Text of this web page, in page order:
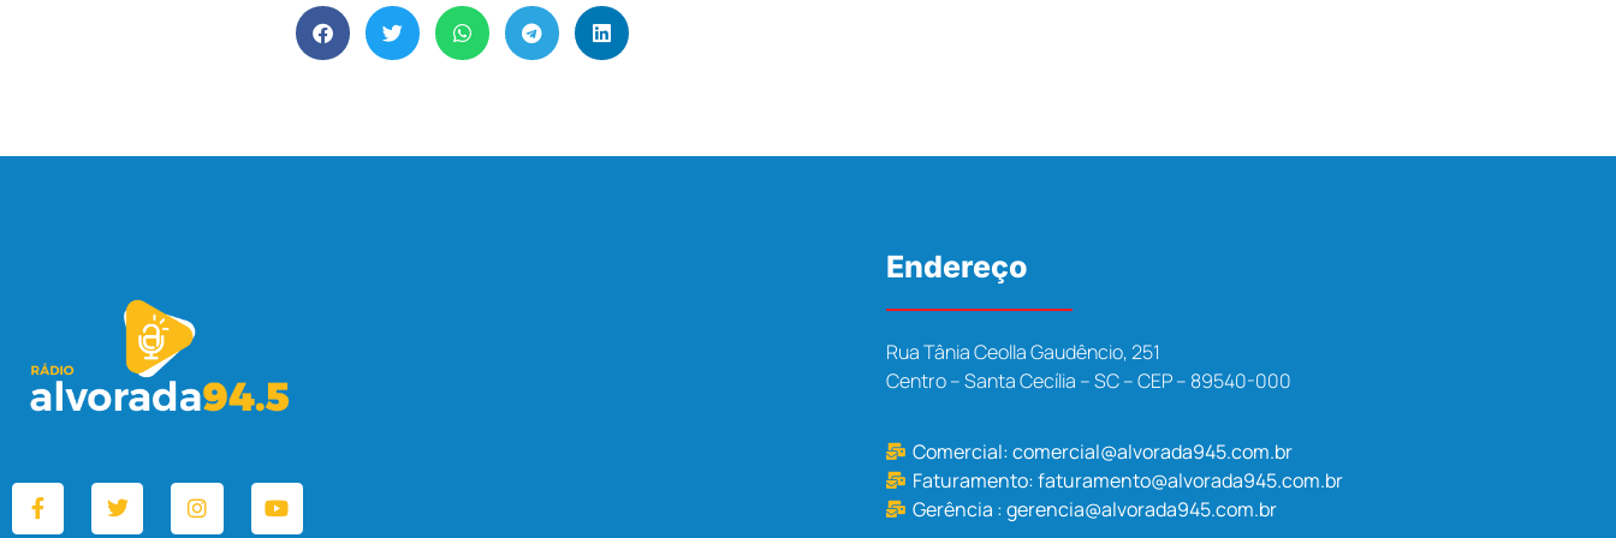
Endereço
Rua Tânia Ceolla Gaudêncio, 251
Centro – Santa Cecília – SC – CEP – 89540-000
Comercial:comercial@alvorada945.com.br
Faturamento:faturamento@alvorada945.com.br
Gerência :gerencia@alvorada945.com.br